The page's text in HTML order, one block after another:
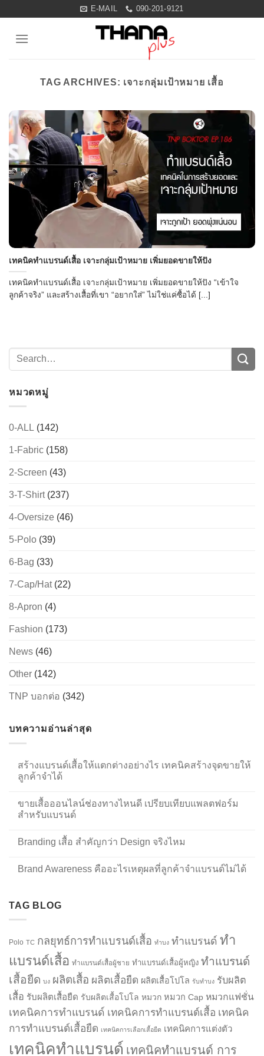
content
E-MAIL 090-201-9121
TAG ARCHIVES: เจาะกลุ่มเป้าหมาย เสื้อ
เทคนิคทำแบรนด์เสื้อ เจาะกลุ่มเป้าหมาย เพิ่มยอดขายให้ปัง
เทคนิคทำแบรนด์เสื้อ เจาะกลุ่มเป้าหมาย เพิ่มยอดขายให้ปัง “เข้าใจ
ลูกค้าจริง” และสร้างเสื้อที่เขา “อยากใส่” ไม่ใช่แค่ซื้อได้ [...]
หมวดหมู่
0-ALL (142)
1-Fabric (158)
2-Screen (43)
3-T-Shirt(237)
4-Oversize (46)
5-Polo (39)
6-Bag (33)
7-Cap/Hat(22)
8-Apron (4)
Fashion (173)
News (46)
Other (142)
TNP บอกต่อ (342)
บทความอ่านล่าสุด
สร้างแบรนด์เสื้อให้แตกต่างอย่างไร เทคนิคสร้างจุดขายให้
ลูกค้าจำได้
ขายเสื้อออนไลน์ช่องทางไหนดี เปรียบเทียบแพลตฟอร์ม
สำหรับแบรนด์
Branding เสื้อ สำคัญกว่า Design จริงไหม
Brand Awareness คืออะไรเหตุผลที่ลูกค้าจำแบรนด์ไม่ได้
TAG BLOG
Polo TC กลยุทธ์การทำแบรนด์เสื้อ ทำบง ทำแบรนด์ ทำ
แบรนด์เสื้อ ทำแบรนด์เสื้อผู้ชาย ทำแบรนด์เสื้อผู้หญิง ทำแบรนด์
เสื้อยืด บง ผลิตเสื้อ ผลิตเสื้อยืด ผลิตเสื้อโปโล รับทำบง รับผลิต
เสื้อ รับผลิตเสื้อยืด รับผลิตเสื้อโปโล หมวก หมวก Cap หมวกแฟชั่น
เทคนิคการทำแบรนด์ เทคนิคการทำแบรนด์เสื้อ เทคนิค
การทำแบรนด์เสื้อยืด เทคนิคการเลือกเสื้อยืด เทคนิคการแต่งตัว
เทคนิคทำแบรนด์ เทคนิคทำแบรนด์ การ